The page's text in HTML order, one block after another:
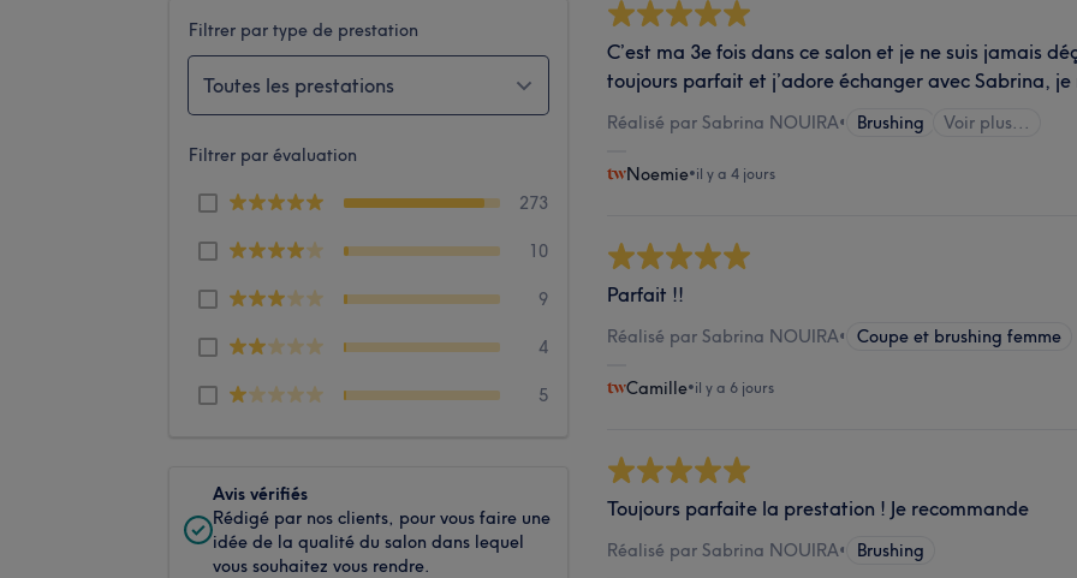
Filtrer par type de prestation
Toutes les prestations
Filtrer par évaluation
273
10
9
4
5
Avis vérifiés
Rédigé par nos clients, pour vous faire une
idée de la qualité du salon dans lequel
vous souhaitez vous rendre.
C’est ma 3e fois dans ce salon et je ne suis jamais
toujours parfait et j’adore échanger avec Sabrina, je
Réalisé par Sabrina NOUIRA• Brushing Voir plus...
Noemie•il y a 4 jours
Parfait !!
Réalisé par Sabrina NOUIRA• Coupe et brushing femme
Camille•il y a 6 jours
Toujours parfaite la prestation ! Je recommande
Réalisé par Sabrina NOUIRA• Brushing